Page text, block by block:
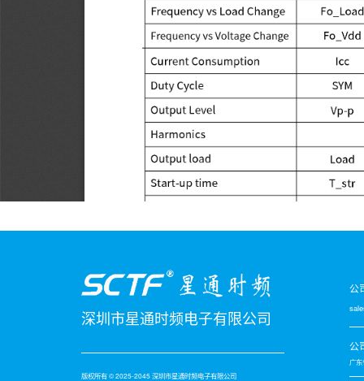
深圳市星通时频电子有限公司
版权所有 © 2025-2045 深圳市星通时频电子有限公司
公
公
广